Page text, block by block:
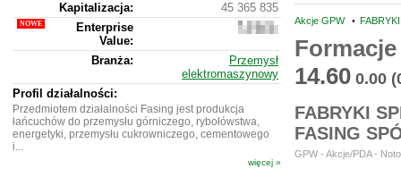
Akcje GPW •
14.60 0.00
FABRYKI
FASING
GPW - Akcje/PDA -
Kapitalizacja:
45 365 835
Enterprise
Value:
133
835
Branża:
Przemysł
elektromaszynowy
Profil działalności:
Przedmiotem działalności Fasing jest produkcja
łańcuchów do przemysłu górniczego, rybołówstwa,
energetyki, przemysłu cukrowniczego, cementowego
i...
więcej »